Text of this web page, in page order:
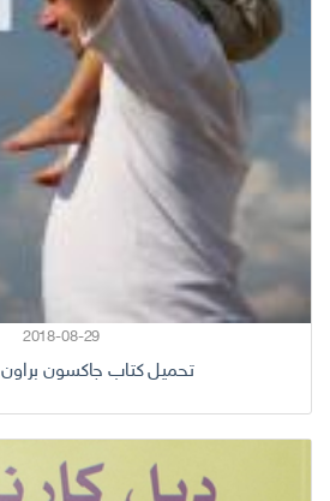
2018-08-29
تحميل كتاب جاكسون براون pdf كامل